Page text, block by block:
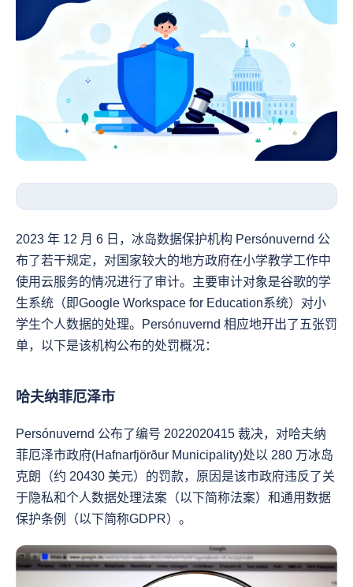
2023 年 12 月 6 日，冰岛数据保护机构 Persónuvernd 公
布了若干规定，对国家较大的地方政府在小学教学工作中
使用云服务的情况进行了审计。主要审计对象是谷歌的学
生系统（即Google Workspace for Education系统）对小
学生个人数据的处理。Persónuvernd 相应地开出了五张罚
单，以下是该机构公布的处罚概况：
哈夫纳菲厄泽市
Persónuvernd 公布了编号 2022020415 裁决，对哈夫纳
菲厄泽市政府(Hafnarfjörður Municipality)处以 280 万冰岛
克朗（约 20430 美元）的罚款，原因是该市政府违反了关
于隐私和个人数据处理法案（以下简称法案）和通用数据
保护条例（以下简称GDPR）。